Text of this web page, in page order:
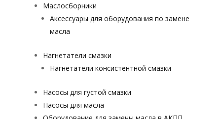
Маслосборники
Аксессуары для оборудования по замене
масла
Нагнетатели смазки
Нагнетатели консистентной смазки
Насосы для густой смазки
Насосы для масла